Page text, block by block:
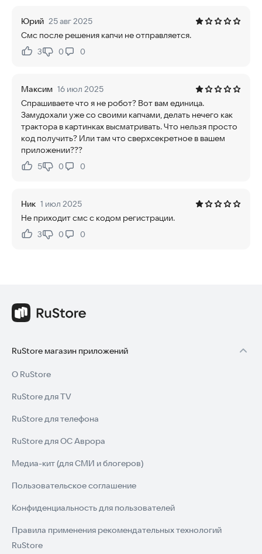
Юрий 25 авг 2025
Смс после решения капчи не отправляется.
Нравится:
3Не нравится:
0 0
Максим 16 июл 2025
Спрашиваете что я не робот? Вот вам единица.
Замудохали уже со своими капчами, делать нечего как
трактора в картинках высматривать. Что нельзя просто
код получить? Или там что сверхсекретное в вашем
приложении???
Нравится:
5Не нравится:
0 0
Ник 1 июл 2025
Не приходит смс с кодом регистрации.
Нравится:
3Не нравится:
0 0
RuStore магазин приложений
О RuStore
RuStore для TV
RuStore для телефона
RuStore для ОС Аврора
Медиа-кит (для СМИ и блогеров)
Пользовательское соглашение
Конфиденциальность для пользователей
Правила применения рекомендательных технологий
RuStore